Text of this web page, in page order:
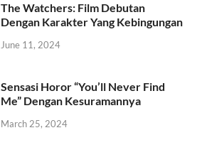
The Watchers: Film Debutan
Dengan Karakter Yang Kebingungan
June 11, 2024
Sensasi Horor “You’ll Never Find
Me” Dengan Kesuramannya
March 25, 2024